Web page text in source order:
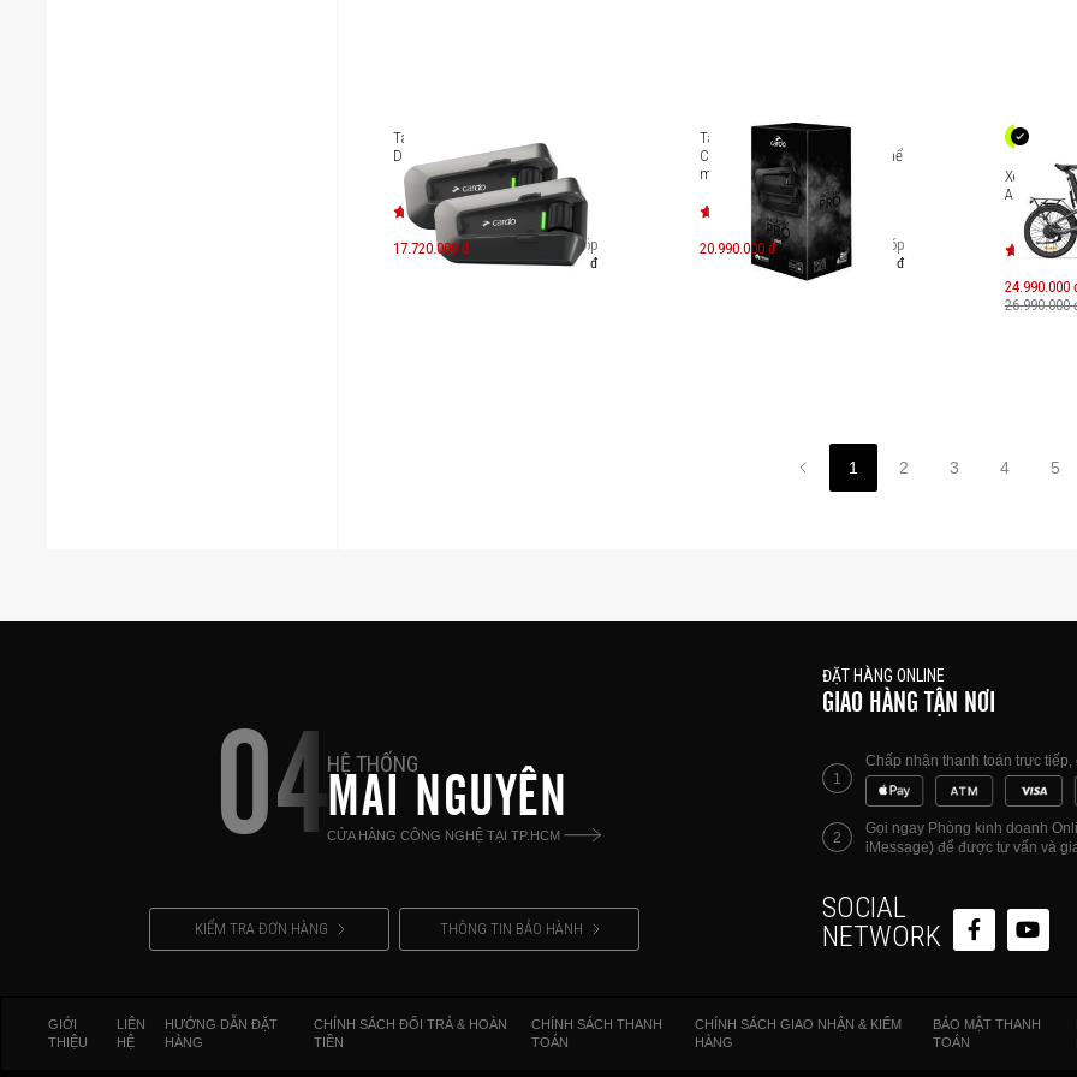
Tai nghe Cardo Packtalk EDGE
Duo (Có thể mua rời từng cái)
17.720.000 đ
Trả góp
3.057.000 đ
Tai nghe gắn nón bảo hiểm
Cardo Packtalk Pro Duo (Có thể
mua rời từng cái)
20.990.000 đ
Trả góp
3.621.000 đ
Xe đạp trợ
A20 Air -
24.990.000
26.990.000
1 2 3 4 5
04HỆ THỐNG
MAI NGUYÊN
CỬA HÀNG CÔNG NGHỆ TẠI TP.HCM
KIỂM TRA ĐƠN HÀNG THÔNG TIN BẢO HÀNH
ĐẶT HÀNG ONLINE
GIAO HÀNG TẬN NƠI
1
Chấp nhận thanh toán trực
2
Gọi ngay Phòng kinh doanh
iMessage) để được tư vấn và
SOCIAL
NETWORK
GIỚI
THIỆU
LIÊN
HỆ
HƯỚNG DẪN ĐẶT
HÀNG
CHÍNH SÁCH ĐỔI TRẢ & HOÀN
TIỀN
CHÍNH SÁCH THANH
TOÁN
CHÍNH SÁCH GIAO NHẬN & KIỂM
HÀNG
BẢO MẬT THANH
TOÁN